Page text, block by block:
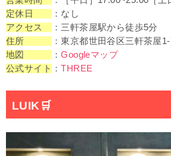
定休日
：なし
アクセス
：三軒茶屋駅から徒歩5分
住所
：東京都世田谷区三軒茶屋
地図
：Googleマップ
公式サイト ：THREE
LUIK🛒